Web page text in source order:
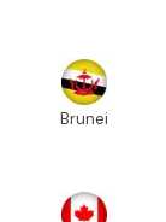
Brunei